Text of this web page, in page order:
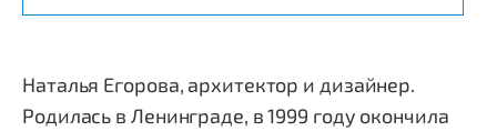
Наталья Егорова, архитектор и дизайнер.
Родилась в Ленинграде, в 1999 году окончила